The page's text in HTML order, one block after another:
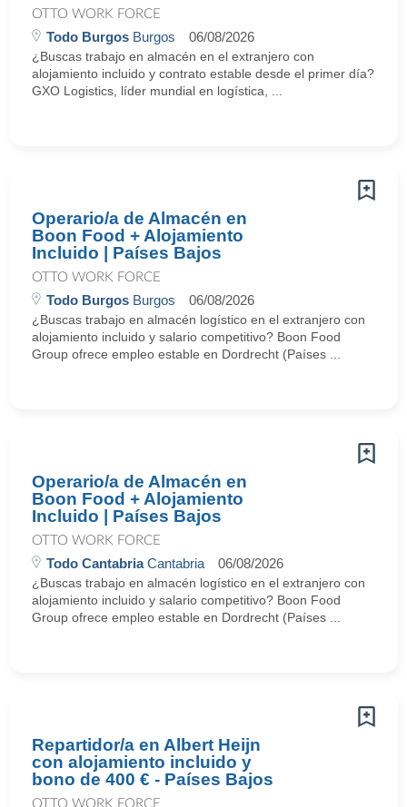
OTTO WORK FORCE
Todo Burgos Burgos 06/08/2026
¿Buscas trabajo en almacén en el extranjero con
alojamiento incluido y contrato estable desde el primer día?
GXO Logistics, líder mundial en logística, ...
Operario/a de Almacén en
Boon Food + Alojamiento
Incluido | Países Bajos
OTTO WORK FORCE
Todo Burgos Burgos 06/08/2026
¿Buscas trabajo en almacén logístico en el extranjero con
alojamiento incluido y salario competitivo? Boon Food
Group ofrece empleo estable en Dordrecht (Países ...
Operario/a de Almacén en
Boon Food + Alojamiento
Incluido | Países Bajos
OTTO WORK FORCE
Todo CantabriaCantabria 06/08/2026
¿Buscas trabajo en almacén logístico en el extranjero con
alojamiento incluido y salario competitivo? Boon Food
Group ofrece empleo estable en Dordrecht (Países ...
Repartidor/a en Albert Heijn
con alojamiento incluido y
bono de 400 € - Países Bajos
OTTO WORK FORCE